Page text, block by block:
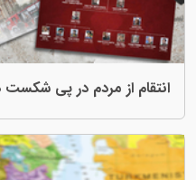
در پی شکست در جنگ